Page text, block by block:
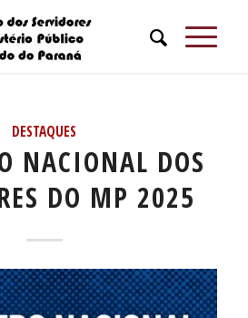
DESTAQUES
NACIONAL DOS
DO MP 2025